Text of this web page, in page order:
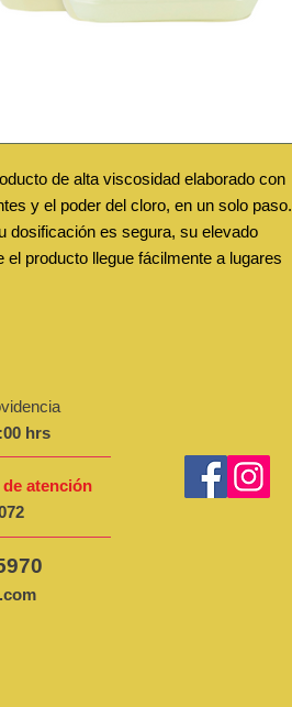
de alta viscosidad elaborado con
y el poder del cloro, en un solo paso.
dosificación es segura, su elevado
producto llegue fácilmente a lugares
hrs
atención